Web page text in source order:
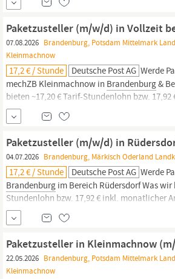
332,34 € Urlaubsgeld im Monat Juli Du
befristet in Vollzeit starten.
Paketzusteller (m/w/d) in Vollzeit
07.08.2026 Brandenburg, Potsdam Mittelmark
Kleinmachnow
17,2 € / Stunde Deutsche Post AG Werde
mechZB Kleinmachnow in Brandenburg&
bieten ~17,20 € Tarif-Stundenlohn bzw.
Anteil von 50% des 13. Monatsgehalt ~ Weitere
Weihnachtsgeld im November ~ Bis zu
Monat Juli ~ Du kannst sofort unbefristet /
starten. ~
Paketzusteller (m/w/d) in
04.07.2026 Brandenburg, Märkisch Oderland
17,2 € / Stunde Deutsche Post AG Werde
Brandenburg im Bereich Rüdersdorf Was wir
Stundenlohn bzw. 17,92 € inkl. monatlicher
Monatsgehalt Weitere 50% Weihnachtsgeld
332,34 € Urlaubsgeld im Monat Juli Du
Paketzusteller in Kleinmachnow
22.05.2026 Brandenburg, Potsdam Mittelmark
Kleinmachnow